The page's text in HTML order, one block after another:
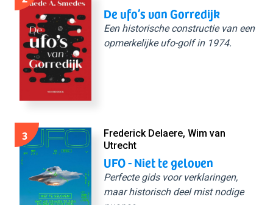
De ufo’s van Gorredijk
Een historische constructie van een
opmerkelijke ufo-golf in 1974.
3
Frederick Delaere, Wim van
Utrecht
UFO - Niet te geloven
Perfecte gids voor verklaringen,
maar historisch deel mist nodige